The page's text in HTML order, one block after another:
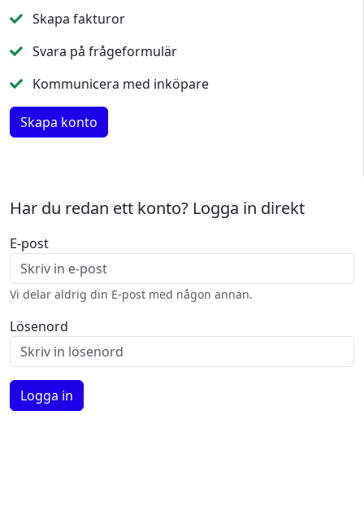
Skapa fakturor
Svara på frågeformulär
Kommunicera med inköpare
Har du redan ett konto? Logga in direkt
E-post
Vi delar aldrig din E-post med någon annan.
Lösenord